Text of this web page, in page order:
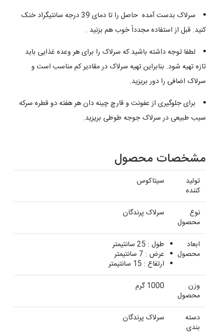
سرلاک بدست آمده حاصل را تا دمای 39 درجه سانتیگراد خنک
کنید. قبل از استفاده مجدداً خوب هم بزنید .
لطفا توجه داشته باشید که سرلاک را برای هر وعده غذایی باید
تازه تهیه شود. بنابراین تهیه سرلاک در مقادیر کم مناسب است و
سرلاک اضافی را دور بریزید.
برای جلوگیری از عفونت و قارچ چینه دان هر هفته دو قطره سرکه
سیب طبیعی در سرلاک جوجه طوطی بریزید.
مشخصات محصول
تولید
کننده
سیتاکوس
نوع
محصول
سرلاک پرندگان
ابعاد
محصول
طول : 25 سانتیمتر
عرض : 7 سانتیمتر
ارتفاع : 15 سانتیمتر
وزن
محصول
1000 گرم
دسته
بندی
سرلاک پرندگان